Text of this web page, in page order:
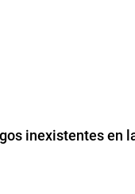
inexistentes en